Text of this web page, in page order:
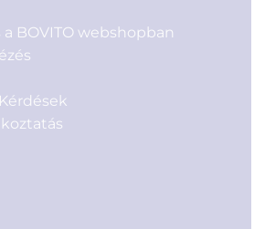
a BOVITO webshopban